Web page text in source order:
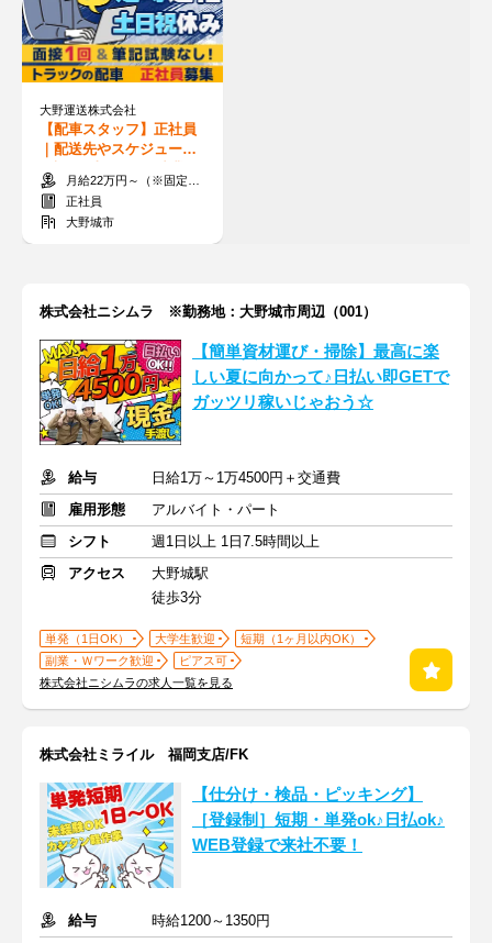
大野運送株式会社
【配車スタッフ】正社員
｜配送先やスケジュール
を調整♪土日休み×残業ほ
ぼなし◎未経験OK
月給22万円～（※固定残業代含む）+交通費
正社員
大野城市
株式会社ニシムラ ※勤務地：大野城市周辺（001）
【簡単資材運び・掃除】最高に楽
しい夏に向かって♪日払い即GETで
ガッツリ稼いじゃおう☆
給与
日給1万～1万4500円＋交通費
雇用形態
アルバイト・パート
シフト
週1日以上 1日7.5時間以上
アクセス
大野城駅
徒歩3分
単発（1日OK） 大学生歓迎
短期（1ヶ月以内OK）
副業・Ｗワーク歓迎
ピアス可
株式会社ニシムラの求人一覧を見る
株式会社ミライル 福岡支店/FK
【仕分け・検品・ピッキング】
［登録制］短期・単発ok♪日払ok♪
WEB登録で来社不要！
給与
時給1200～1350円